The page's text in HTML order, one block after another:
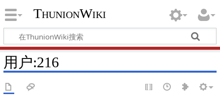
ThunionWiki
用户:216